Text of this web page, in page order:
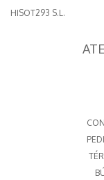
HISOT293 S.L.